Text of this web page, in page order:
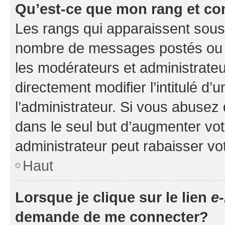
Qu’est-ce que mon rang et
Les rangs qui apparaissent
nombre de messages postés
les modérateurs et
directement modifier l’intitulé
l’administrateur. Si vous
dans le seul but d’augmenter
administrateur peut rabaisser
Haut
Lorsque je clique sur le lien
demande de me connecter?